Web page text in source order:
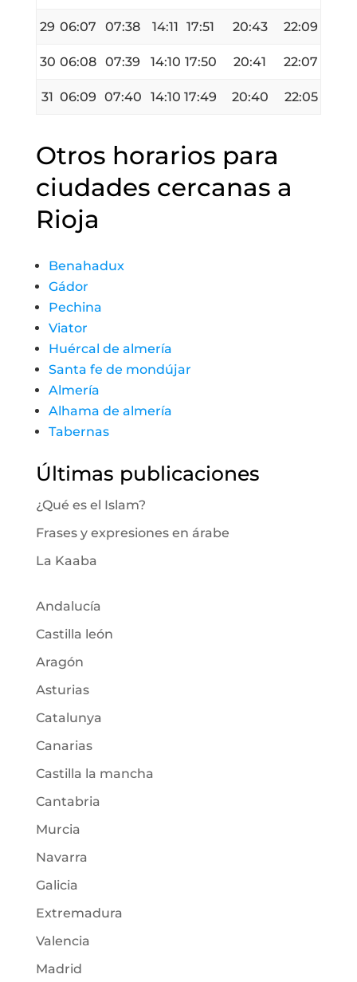
29 06:07 07:38 14:11 17:51 20:43 22:09
30 06:08 07:39 14:10 17:50 20:41 22:07
31 06:09 07:40 14:10 17:49 20:40 22:05
Otros horarios para
ciudades cercanas a
Rioja
Benahadux
Gádor
Pechina
Viator
Huércal de almería
Santa fe de mondújar
Almería
Alhama de almería
Tabernas
Últimas publicaciones
¿Qué es el Islam?
Frases y expresiones en árabe
La Kaaba
Andalucía
Castilla león
Aragón
Asturias
Catalunya
Canarias
Castilla la mancha
Cantabria
Murcia
Navarra
Galicia
Extremadura
Valencia
Madrid